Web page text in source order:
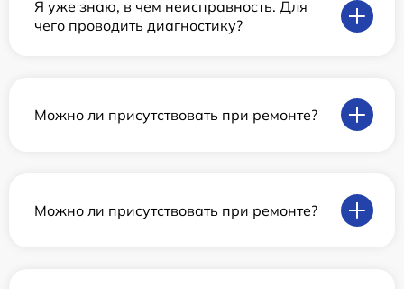
Я уже знаю, в чем неисправность. Для
чего проводить диагностику?
Можно ли присутствовать при ремонте?
Можно ли присутствовать при ремонте?